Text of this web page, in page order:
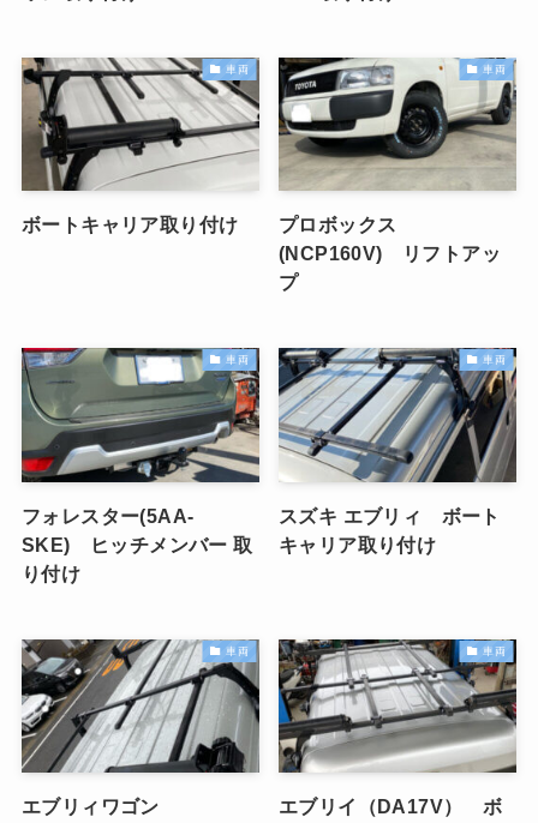
車両
ボートキャリア取り付け
車両
プロボックス
(NCP160V) リフトアッ
プ
車両
フォレスター(5AA-
SKE) ヒッチメンバー 取
り付け
車両
スズキ エブリィ ボート
キャリア取り付け
車両
エブリィワゴン
車両
エブリイ（DA17V） ボ